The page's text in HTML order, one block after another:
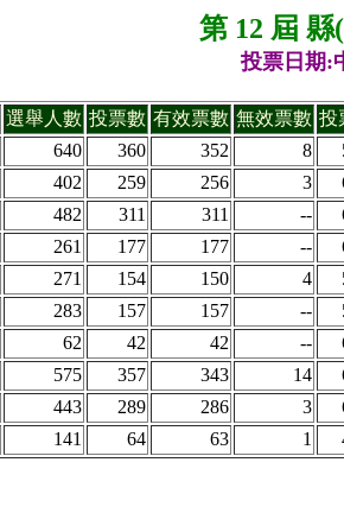
第 12 屆
投票日期:
選舉人數 投票數 有效票數 無效票數 投
640 360 352 8
402 259 256 3
482 311 311 --
261 177 177 --
271 154 150 4
283 157 157 --
62 42 42 --
575 357 343 14
443 289 286 3
141 64 63 1